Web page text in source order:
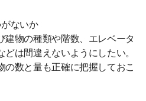
ないか
物の種類や階数、エレベータ
は間違えないようにしたい。
の数と量も正確に把握しておこ